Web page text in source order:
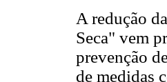
A redução
Seca" vem
prevenção
de medidas